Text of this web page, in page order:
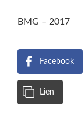
BMG – 2017
Facebook
Lien